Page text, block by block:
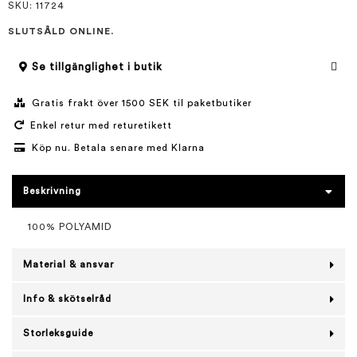
SKU : 11724
SLUTSÅLD ONLINE.
Se tillgänglighet i butik
Gratis frakt över 1500 SEK til paketbutiker
Enkel retur med returetikett
Köp nu. Betala senare med Klarna
Beskrivning
100% POLYAMID
Material & ansvar
Info & skötselråd
Storleksguide